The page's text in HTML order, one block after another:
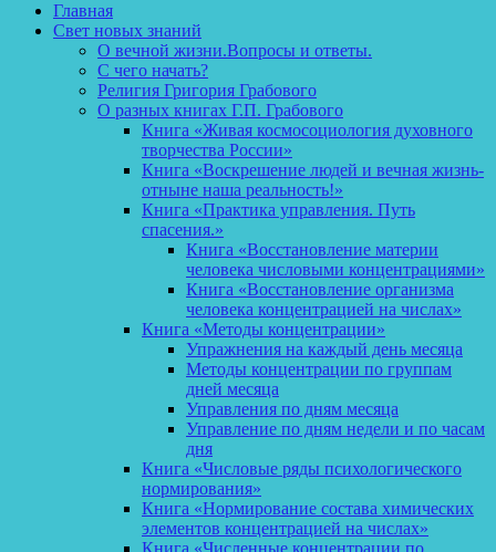
Главная
Свет новых знаний
О вечной жизни.Вопросы и ответы.
С чего начать?
Религия Григория Грабового
О разных книгах Г.П. Грабового
Книга «Живая космосоциология духовного
творчества России»
Книга «Воскрешение людей и вечная жизнь-
отныне наша реальность!»
Книга «Практика управления. Путь
спасения.»
Книга «Восстановление материи
человека числовыми концентрациями»
Книга «Восстановление организма
человека концентрацией на числах»
Книга «Методы концентрации»
Упражнения на каждый день месяца
Методы концентрации по группам
дней месяца
Управления по дням месяца
Управление по дням недели и по часам
дня
Книга «Числовые ряды психологического
нормирования»
Книга «Нормирование состава химических
элементов концентрацией на числах»